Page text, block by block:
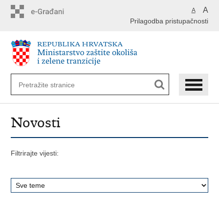
A A
Prilagodba pristupačnosti
Novosti
Filtrirajte vijesti: